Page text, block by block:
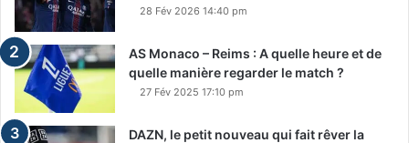
28 Fév 2026 14:40 pm
AS Monaco – Reims : A quelle heure et de
quelle manière regarder le match ?
27 Fév 2025 17:10 pm
DAZN, le petit nouveau qui fait rêver la